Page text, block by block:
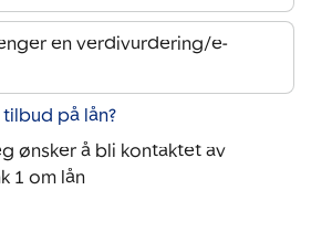
en verdivurdering/e-
på lån?
ønsker å bli kontaktet av
1 om lån